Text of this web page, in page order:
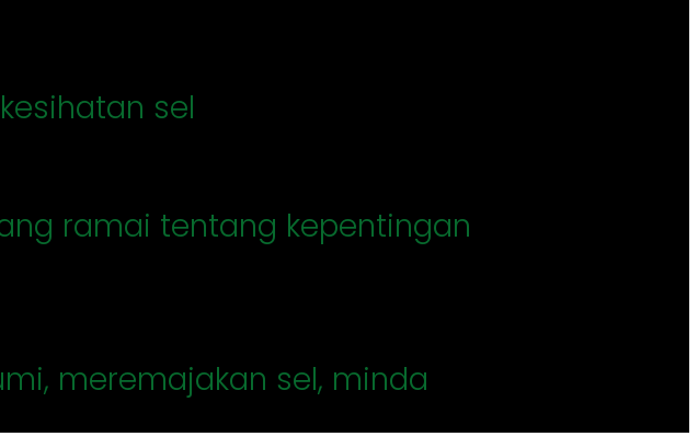
sel
ramai tentang kepentingan
meremajakan sel, minda